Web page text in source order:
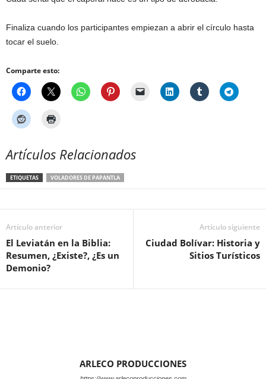
Finaliza cuando los participantes empiezan a abrir el círculo hasta
tocar el suelo.
Comparte esto:
Artículos Relacionados
ETIQUETAS VOLADORES DE PAPANTLA
Artículo anterior
El Leviatán en la Biblia:
Resumen, ¿Existe?, ¿Es un
Demonio?
Artículo siguiente
Ciudad Bolívar: Historia y
Sitios Turísticos
ARLECO PRODUCCIONES